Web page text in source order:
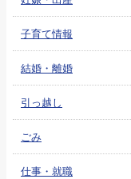
子育て情報
結婚・離婚
引っ越し
ごみ
仕事・就職